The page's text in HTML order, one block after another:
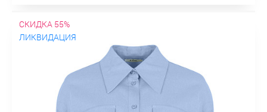
СКИДКА 55%
ЛИКВИДАЦИЯ